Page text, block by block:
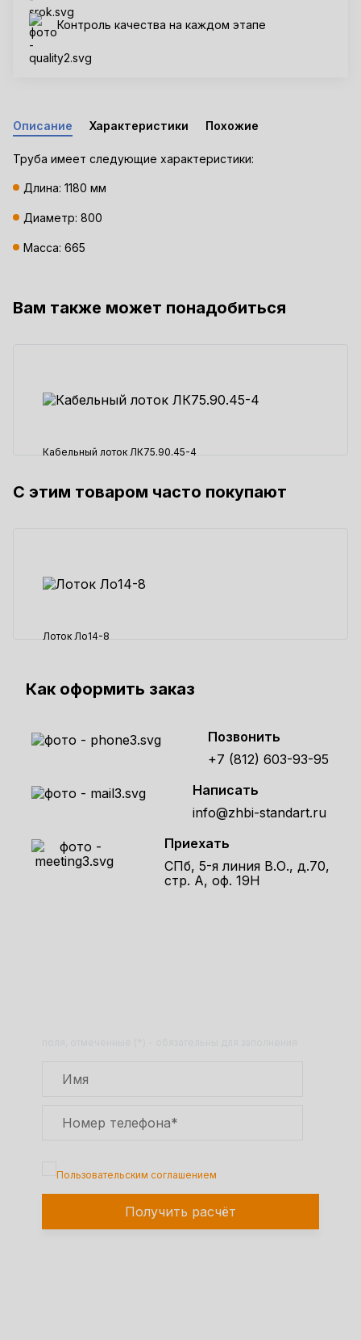
Контроль качества на каждом этапе
Описание Характеристики Похожие
Труба имеет следующие характеристики:
Длина: 1180 мм
Диаметр: 800
Масса: 665
Вам также может понадобиться
Кабельный лоток ЛК75.90.45-4
1717 ₽
С этим товаром часто покупают
Лоток Ло14-8
Как оформить заказ
Позвонить
+7 (812) 603-93-95
Написать
info@zhbi-standart.ru
Приехать
СПб, 5-я линия В.О., д.70,
стр. А, оф. 19Н
Пользовательским соглашением
Получить расчёт